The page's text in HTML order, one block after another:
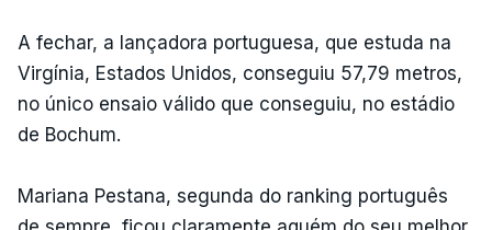
A fechar, a lançadora portuguesa, que estuda na
Virgínia, Estados Unidos, conseguiu 57,79 metros,
no único ensaio válido que conseguiu, no estádio
de Bochum.
Mariana Pestana, segunda do ranking português